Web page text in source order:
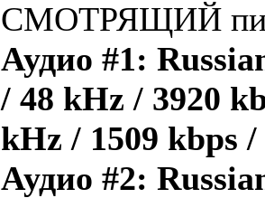
СМОТРЯЩИЙ
Аудио #1:
/ 48 kHz / 3920
kHz / 1509 kbps
Аудио #2: